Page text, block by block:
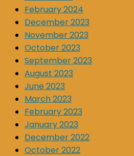
February 2024
December 2023
November 2023
October 2023
September 2023
August 2023
June 2023
March 2023
February 2023
January 2023
December 2022
October 2022